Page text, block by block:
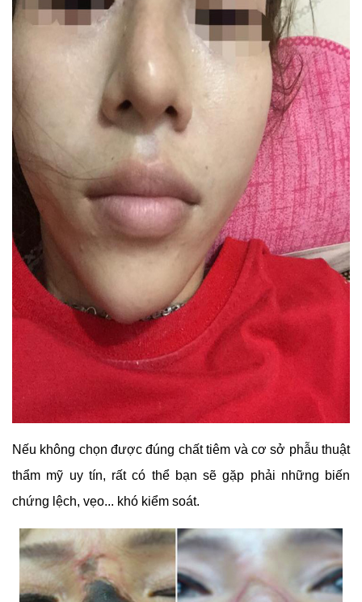
Nếu không chọn được đúng chất tiêm và cơ sở phẫu thuật
thẩm mỹ uy tín, rất có thể bạn sẽ gặp phải những biến
chứng lệch, vẹo... khó kiểm soát.